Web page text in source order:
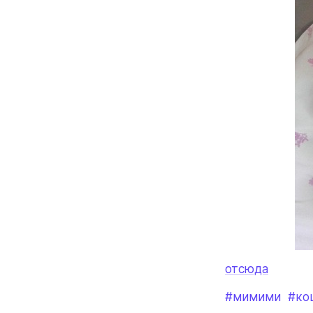
отсюда
#мимими